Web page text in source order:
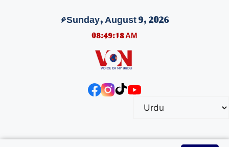
Sunday, August 9, 2026ء
08:49:18 AM